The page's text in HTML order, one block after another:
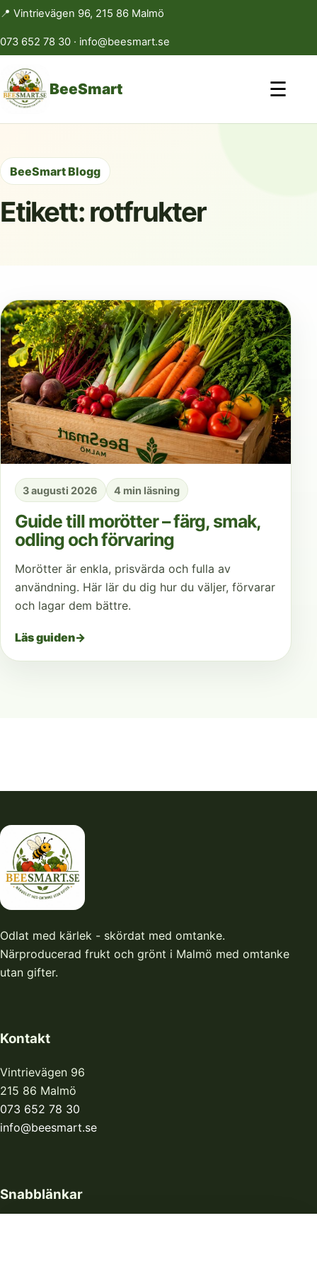
📍 Vintrievägen 96, 215 86 Malmö
073 652 78 30 · info@beesmart.se
BeeSmart ☰
BeeSmart Blogg
Etikett:rotfrukter
3 augusti 2026 4 min läsning
Guide till morötter – färg, smak,
odling och förvaring
Morötter är enkla, prisvärda och fulla av
användning. Här lär du dig hur du väljer, förvarar
och lagar dem bättre.
Läs guiden→
Odlat med kärlek - skördat med omtanke.
Närproducerad frukt och grönt i Malmö med omtanke
utan gifter.
Kontakt
Vintrievägen 96
215 86 Malmö
073 652 78 30
info@beesmart.se
Snabblänkar